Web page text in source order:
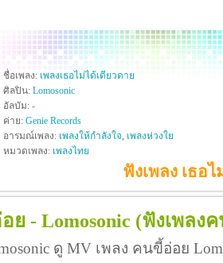
ชื่อเพลง: เพลงเธอไม่ได้เดียวดาย
ศิลปิน: Lomosonic
อัลบัม: -
ค่าย: Genie Records
อารมณ์เพลง: เพลงให้กำลังใจ, เพลงห่วงใย
หมวดเพลง: เพลงไทย
ฟังเพลง เธอ
ย - Lomosonic (ฟังเพลง
ดู MV เพลง คนขี้อ่อย